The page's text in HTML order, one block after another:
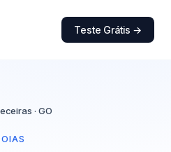
Teste Grátis →
· GO